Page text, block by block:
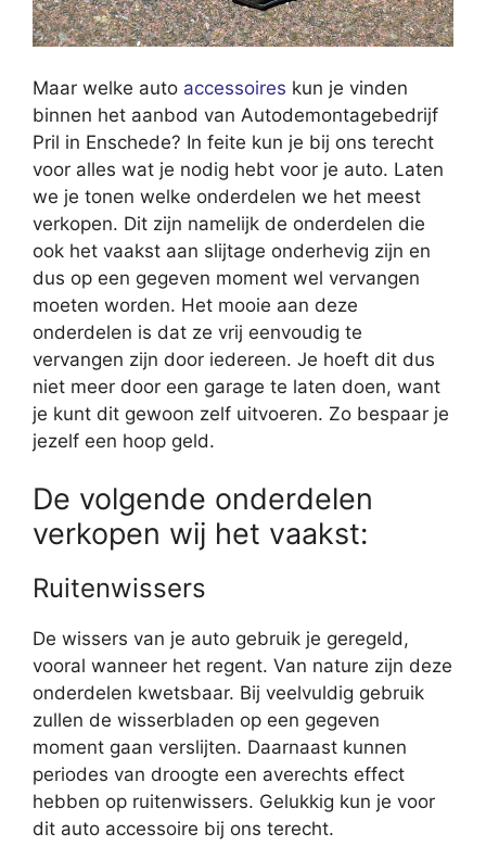
Maar welke auto accessoires kun je vinden
binnen het aanbod van Autodemontagebedrijf
Pril in Enschede? In feite kun je bij ons terecht
voor alles wat je nodig hebt voor je auto. Laten
we je tonen welke onderdelen we het meest
verkopen. Dit zijn namelijk de onderdelen die
ook het vaakst aan slijtage onderhevig zijn en
dus op een gegeven moment wel vervangen
moeten worden. Het mooie aan deze
onderdelen is dat ze vrij eenvoudig te
vervangen zijn door iedereen. Je hoeft dit dus
niet meer door een garage te laten doen, want
je kunt dit gewoon zelf uitvoeren. Zo bespaar je
jezelf een hoop geld.
De volgende onderdelen
verkopen wij het vaakst:
Ruitenwissers
De wissers van je auto gebruik je geregeld,
vooral wanneer het regent. Van nature zijn deze
onderdelen kwetsbaar. Bij veelvuldig gebruik
zullen de wisserbladen op een gegeven
moment gaan verslijten. Daarnaast kunnen
periodes van droogte een averechts effect
hebben op ruitenwissers. Gelukkig kun je voor
dit auto accessoire bij ons terecht.